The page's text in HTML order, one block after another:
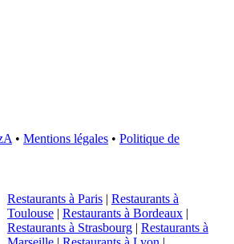
• Mentions légales • Politique de
Restaurants à Paris | Restaurants à
Toulouse | Restaurants à Bordeaux |
Restaurants à Strasbourg | Restaurants à